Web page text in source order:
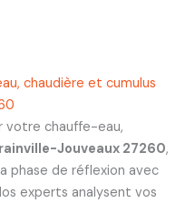
chaudière et cumulus
votre chauffe-eau,
Jouveaux 27260,
phase de réflexion avec
experts analysent vos